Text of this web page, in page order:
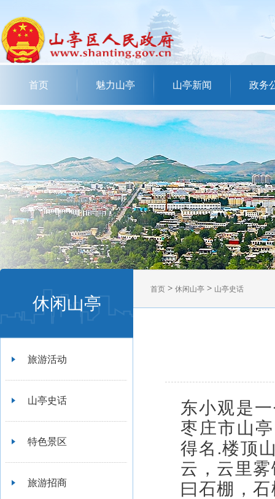
首页 魅力山亭 山亭新闻 政务
休闲山亭
旅游活动
山亭史话
特色景区
旅游招商
首页 > 休闲山亭 > 山亭史话
东小观是
枣庄市山
得名 .楼顶
云，云里
曰石棚，